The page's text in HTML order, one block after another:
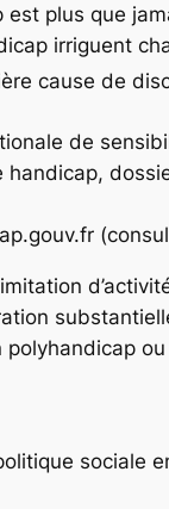
plus que
irriguent
cause de
de
polyhandicap
sociale